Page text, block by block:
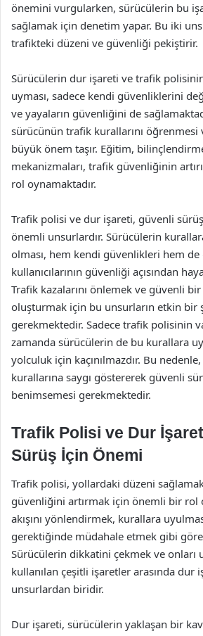
önemini vurgularken, sürücülerin bu
sağlamak için denetim yapar. Bu iki
trafikteki düzeni ve güvenliği pekiştirir.
Sürücülerin dur işareti ve trafik
uyması, sadece kendi güvenliklerini
ve yayaların güvenliğini de
sürücünün trafik kurallarını öğrenmesi
büyük önem taşır. Eğitim,
mekanizmaları, trafik güvenliğinin
rol oynamaktadır.
Trafik polisi ve dur işareti, güvenli
önemli unsurlardır. Sürücülerin
olması, hem kendi güvenlikleri hem
kullanıcılarının güvenliği açısından
Trafik kazalarını önlemek ve güvenli
oluşturmak için bu unsurların etkin bir
gerekmektedir. Sadece trafik polisinin
zamanda sürücülerin de bu kurallara
yolculuk için kaçınılmazdır. Bu
kurallarına saygı göstererek güvenli
benimsemesi gerekmektedir.
Trafik Polisi ve Dur
Sürüş İçin Önemi
Trafik polisi, yollardaki düzeni
güvenliğini artırmak için önemli bir rol
akışını yönlendirmek, kurallara
gerektiğinde müdahale etmek gibi
Sürücülerin dikkatini çekmek ve onları
kullanılan çeşitli işaretler arasında dur
unsurlardan biridir.
Dur işareti, sürücülerin yaklaşan bir